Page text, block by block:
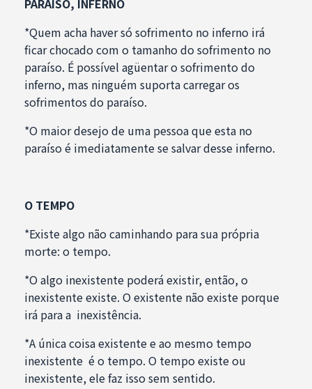
*Quem acha haver só sofrimento no inferno irá
ficar chocado com o tamanho do sofrimento no
paraíso. É possível agüentar o sofrimento do
inferno, mas ninguém suporta carregar os
sofrimentos do paraíso.
*O maior desejo de uma pessoa que esta no
paraíso é imediatamente se salvar desse inferno.
O TEMPO
*Existe algo não caminhando para sua própria
morte: o tempo.
*O algo inexistente poderá existir, então, o
inexistente existe. O existente não existe porque
irá para a inexistência.
*A única coisa existente e ao mesmo tempo
inexistente é o tempo. O tempo existe ou
inexistente, ele faz isso sem sentido.